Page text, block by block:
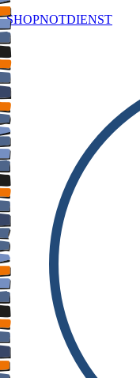
SHOPNOTDIENST